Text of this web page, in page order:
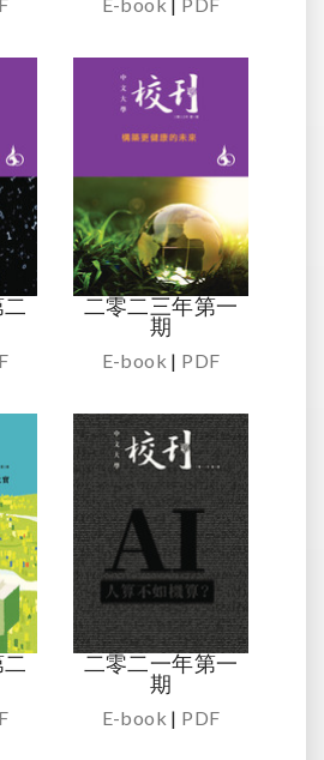
二零二三年第一
期
E-book | PDF
二零二一年第一
期
E-book | PDF